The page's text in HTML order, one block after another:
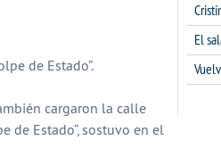
de Estado”.
cargaron la calle
de Estado“, sostuvo en el
El